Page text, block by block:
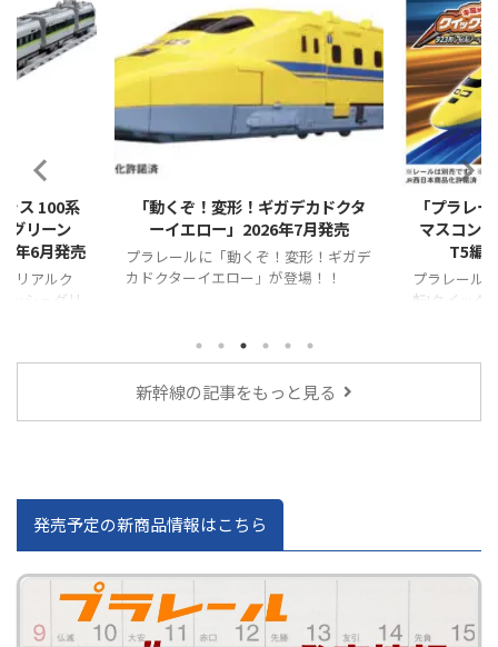
2026/4/30
ス 100系
グリーン
年6月発売
リアルク
ッシュグリ
「動くぞ！変形！ギガデカドクタ
ーイエロー」2026年7月発売
プラレールに「動くぞ！変形！ギガデ
カドクターイエロー」が登場！！
「プラレ
マスコン
T5編
プラレール
転!クイック
新幹線の記事をもっと見る
発売予定の新商品情報はこちら